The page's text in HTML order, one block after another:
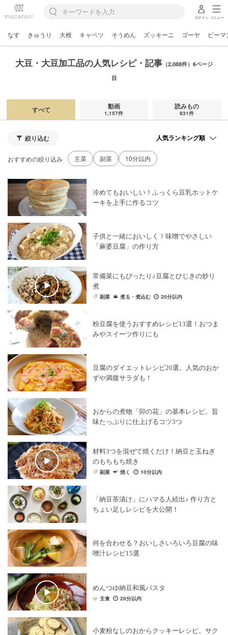
ログイン メニュー
なす きゅうり 大根 キャベツ そうめん ズッキーニ ゴーヤ ピーマ
大豆・大豆加工品の人気レシピ・記事 （2,088件）6ページ
目
すべて 動画
1,157件
読みもの
931件
絞り込む
おすすめの絞り込み 主菜 副菜 10分以内
冷めてもおいしい！ふっくら豆乳ホットケ
ーキを上手に作るコツ
子供と一緒においしく！味噌でやさしい
「麻婆豆腐」の作り方
常備菜にもぴったり♪豆腐とひじきの炒り
煮
副菜 煮る・煮込む 20分以内
粉豆腐を使うおすすめレシピ13選！おつま
みやスイーツ作りにも
豆腐のダイエットレシピ20選。人気のおか
ずや満腹サラダも！
おからの煮物「卯の花」の基本レシピ。旨
味たっぷりに仕上げるコツ3つ
材料3つを混ぜて焼くだけ！納豆と玉ねぎ
のもちもち焼き
副菜 焼く 10分以内
「納豆茶漬け」にハマる人続出♪ 作り方と
ちょい足しレシピを大公開！
何を合わせる？おいしさいろいろ豆腐の味
噌汁レシピ15選
めんつゆ納豆和風パスタ
主食 20分以内
小麦粉なしのおからクッキーレシピ。サク